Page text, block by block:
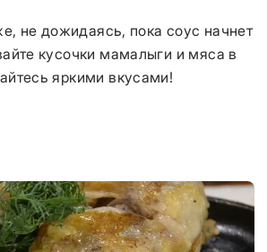
не дожидаясь, пока соус начнет
кусочки мамалыги и мяса в
яркими вкусами!